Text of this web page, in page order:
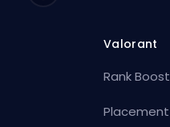
Valorant
Rank Boost
Placement